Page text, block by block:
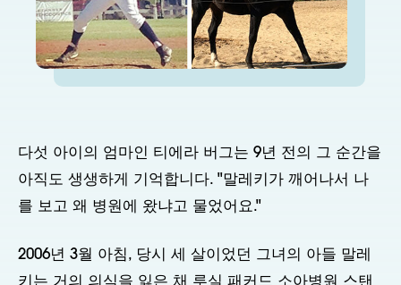
다섯 아이의 엄마인 티에라 버그는 9년 전의 그 순간을
아직도 생생하게 기억합니다. "말레키가 깨어나서 나
를 보고 왜 병원에 왔냐고 물었어요."
2006년 3월 아침, 당시 세 살이었던 그녀의 아들 말레